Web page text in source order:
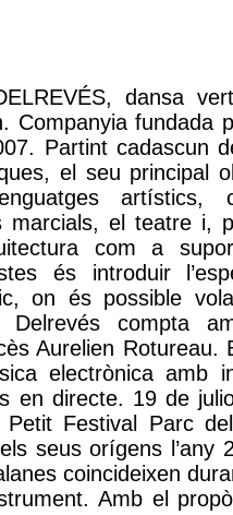
dansa
Companyia fundada
Partint cadascun
el seu principal
marcials, el teatre i,
com a
és introduir
on és possible
Delrevés compta
Aurelien Rotureau.
electrònica amb
en directe. 19 de
Festival Parc
seus orígens l’any
coincideixen
Amb el